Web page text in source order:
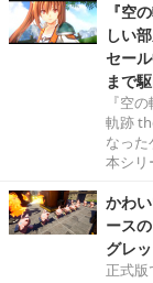
『空
しい
セー
まで
『空
軌跡
なっ
本シリ
かわ
ース
グレ
正式版